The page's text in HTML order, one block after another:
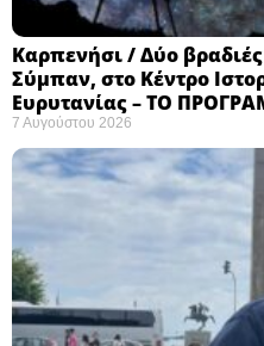
Καρπενήσι / Δύο
Σύμπαν, στο Κέντρο
Ευρυτανίας – ΤΟ
7 Αυγούστου 2026